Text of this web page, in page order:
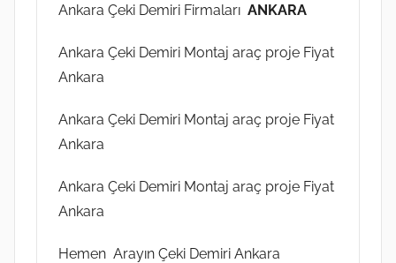
Ankara Çeki Demiri Firmaları ANKARA
Ankara Çeki Demiri Montaj araç proje Fiyat
Ankara
Ankara Çeki Demiri Montaj araç proje Fiyat
Ankara
Ankara Çeki Demiri Montaj araç proje Fiyat
Ankara
Hemen Arayın Çeki Demiri Ankara